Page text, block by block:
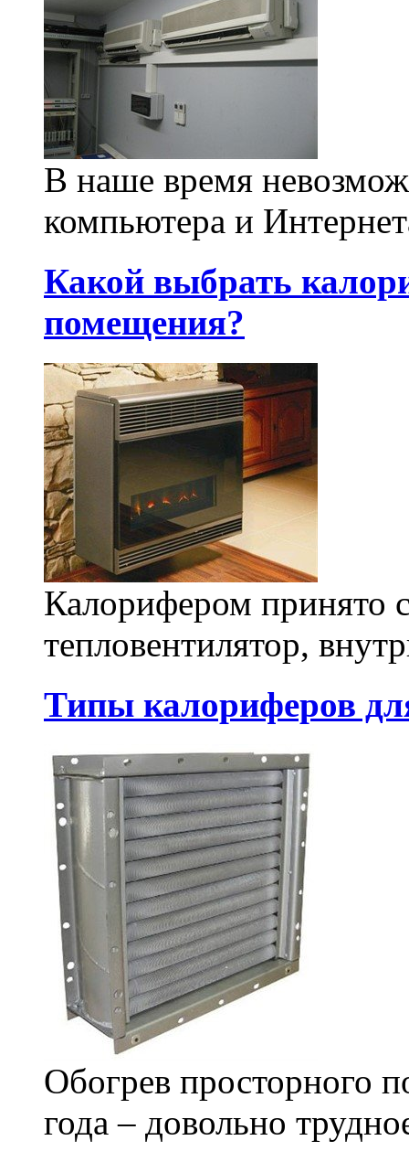
В наше время
компьютера и
Какой выбрать
помещения?
Калорифером принято
тепловентилятор,
Типы калориферов
Обогрев просторного
года – довольно